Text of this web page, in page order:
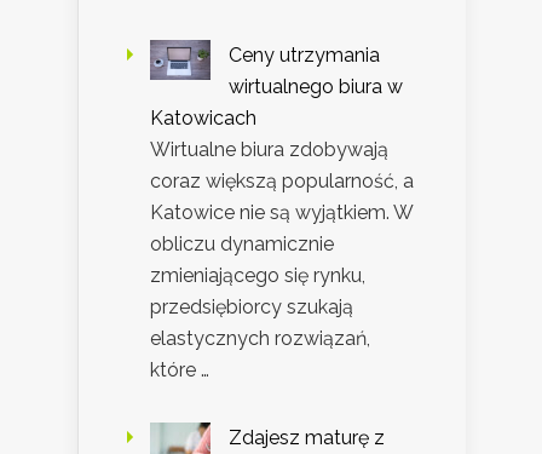
Ceny utrzymania
wirtualnego biura w
Katowicach
Wirtualne biura zdobywają
coraz większą popularność, a
Katowice nie są wyjątkiem. W
obliczu dynamicznie
zmieniającego się rynku,
przedsiębiorcy szukają
elastycznych rozwiązań,
które …
Zdajesz maturę z